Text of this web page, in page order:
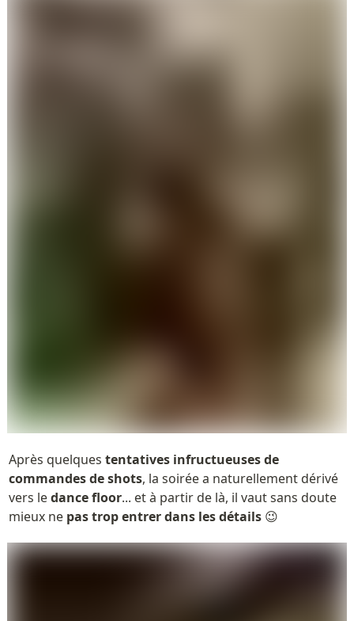
Après quelques tentatives infructueuses de
commandes de shots, la soirée a naturellement dérivé
vers le dance floor... et à partir de là, il vaut sans doute
mieux ne pas trop entrer dans les détails 😉